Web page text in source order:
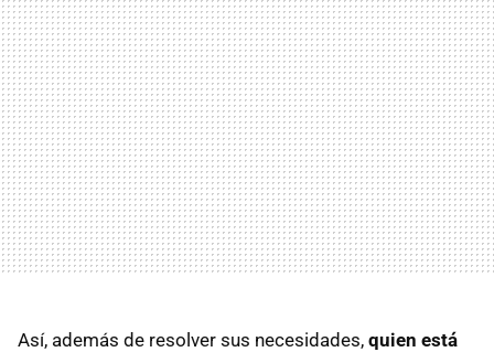
Así, además de resolver sus necesidades, quien está